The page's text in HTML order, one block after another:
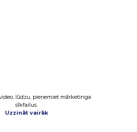
lūdzu, pieņemiet mārketinga
sīkfailus.
Uzzināt vairāk